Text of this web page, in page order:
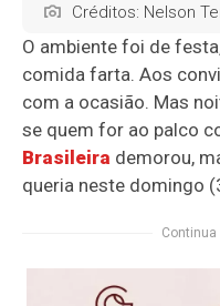
Créditos: Nelson
O ambiente foi de
comida farta. Aos
com a ocasião. Mas
se quem for ao palco
Brasileira demorou,
queria neste domingo